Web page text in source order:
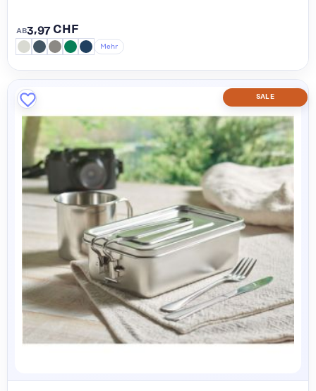
Mehr
AB3,97 CHF
SALE